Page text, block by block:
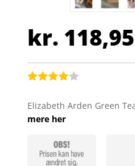
kr. 118,95
ud af 5
baseret
ømmelse
Elizabeth Arden Green
mere her